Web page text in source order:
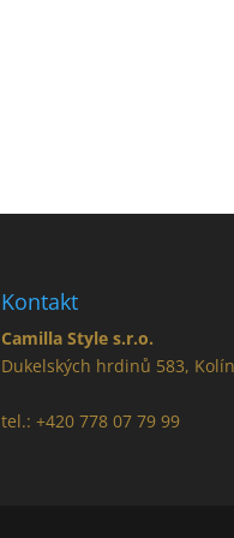
Kontakt
Camilla Style s.r.o.
Dukelských hrdinů 583, Kolín
tel.: +420 778 07 79 99